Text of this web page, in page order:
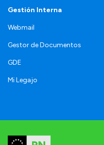
Gestión Interna
Webmail
Gestor de Documentos
GDE
Mi Legajo